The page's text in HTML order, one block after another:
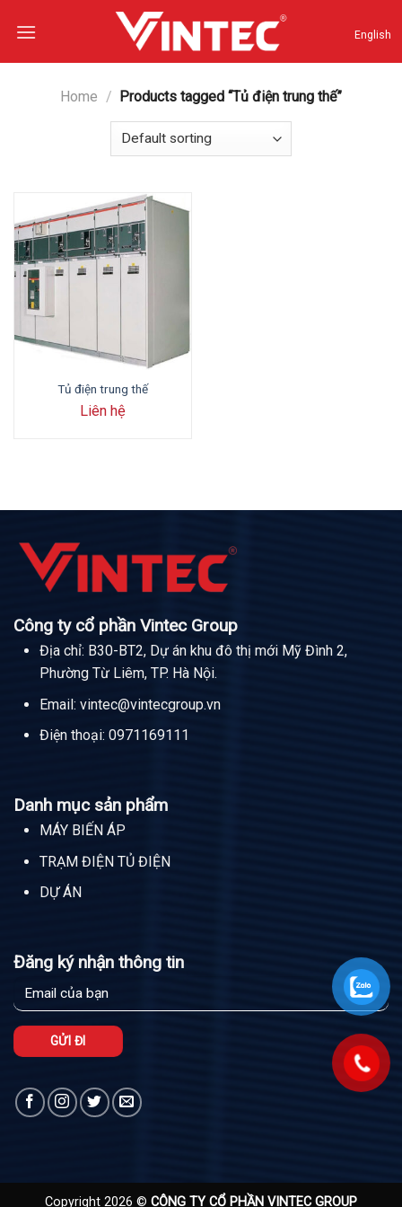
English
Home / Products tagged “Tủ điện trung thế”
Tủ điện trung thế
Liên hệ
Công ty cổ phần Vintec Group
Địa chỉ: B30-BT2, Dự án khu đô thị mới Mỹ Đình 2,
Phường Từ Liêm, TP. Hà Nội.
Email:vintec@vintecgroup.vn
Điện thoại:0971169111
Danh mục sản phẩm
MÁY BIẾN ÁP
TRẠM ĐIỆN TỦ ĐIỆN
DỰ ÁN
Đăng ký nhận thông tin
Copyright 2026 © CÔNG TY CỔ PHẦN VINTEC GROUP